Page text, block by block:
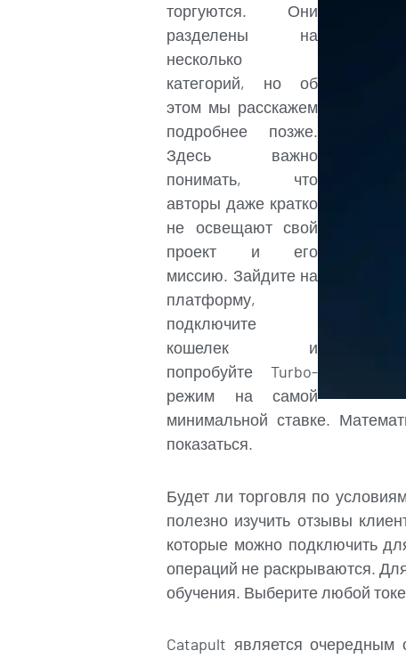
торгуются. Они
разделены на
несколько
категорий, но об
этом мы расскажем
подробнее позже.
Здесь важно
понимать, что
авторы даже кратко
не освещают свой
проект и его
миссию. Зайдите на
платформу,
подключите
кошелек и
попробуйте Turbo-
режим на самой
минимальной ставке.
показаться.
Будет ли торговля по
полезно изучить отзывы
которые можно подключить
операций не раскрываются.
обучения. Выберите любой
Catapult является